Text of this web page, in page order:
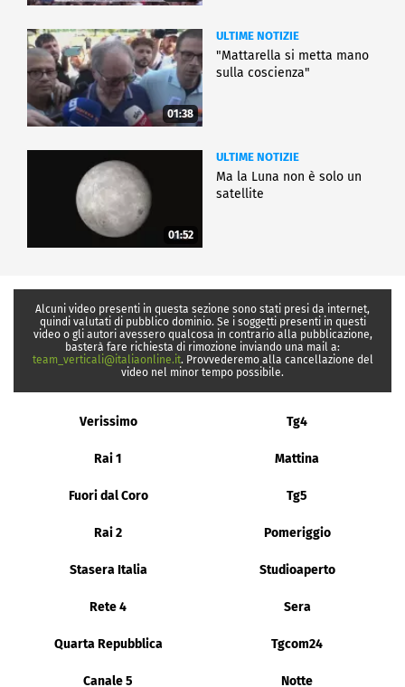
01:38
ULTIME NOTIZIE
"Mattarella si metta mano
sulla coscienza"
01:52
ULTIME NOTIZIE
Ma la Luna non è solo un
satellite
Alcuni video presenti in questa sezione sono stati presi da internet,
quindi valutati di pubblico dominio. Se i soggetti presenti in questi
video o gli autori avessero qualcosa in contrario alla pubblicazione,
basterà fare richiesta di rimozione inviando una mail a:
team_verticali@italiaonline.it. Provvederemo alla cancellazione del
video nel minor tempo possibile.
Verissimo Tg4
Rai 1 Mattina
Fuori dal Coro Tg5
Rai 2 Pomeriggio
Stasera Italia Studioaperto
Rete 4 Sera
Quarta Repubblica Tgcom24
Canale 5 Notte